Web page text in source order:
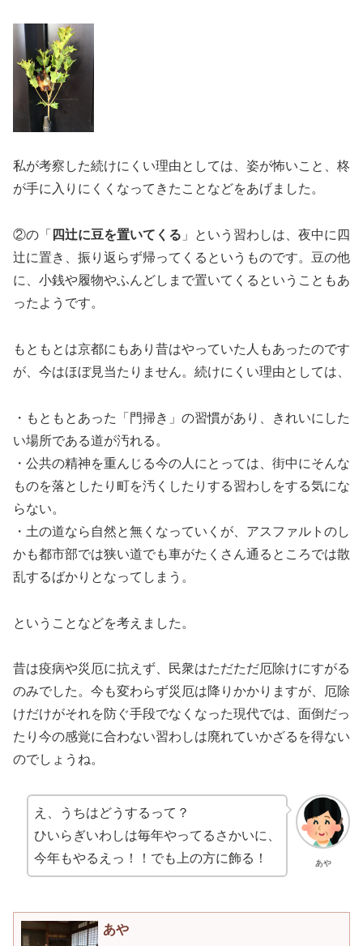
私が考察した続けにくい理由としては、姿が怖いこと、柊
が手に入りにくくなってきたことなどをあげました。
②の「 四辻に豆を置いてくる 」という習わしは、夜中に四
辻に置き、振り返らず帰ってくるというものです。豆の他
に、小銭や履物やふんどしまで置いてくるということもあ
ったようです。
もともとは京都にもあり昔はやっていた人もあったのです
が、今はほぼ見当たりません。続けにくい理由としては、
・もともとあった「門掃き」の習慣があり、きれいにした
い場所である道が汚れる。
・公共の精神を重んじる今の人にとっては、街中にそんな
ものを落としたり町を汚くしたりする習わしをする気にな
らない。
・土の道なら自然と無くなっていくが、アスファルトのし
かも都市部では狭い道でも車がたくさん通るところでは散
乱するばかりとなってしまう。
ということなどを考えました。
昔は疫病や災厄に抗えず、民衆はただただ厄除けにすがる
のみでした。今も変わらず災厄は降りかかりますが、厄除
けだけがそれを防ぐ手段でなくなった現代では、面倒だっ
たり今の感覚に合わない習わしは廃れていかざるを得ない
のでしょうね。
あや
え、うちはどうするって？
ひいらぎいわしは毎年やってるさかいに、
今年もやるえっ！！でも上の方に飾る！
あや